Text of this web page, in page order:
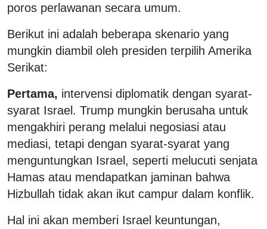
poros perlawanan secara umum.
Berikut ini adalah beberapa skenario yang
mungkin diambil oleh presiden terpilih Amerika
Serikat:
Pertama, intervensi diplomatik dengan syarat-
syarat Israel. Trump mungkin berusaha untuk
mengakhiri perang melalui negosiasi atau
mediasi, tetapi dengan syarat-syarat yang
menguntungkan Israel, seperti melucuti senjata
Hamas atau mendapatkan jaminan bahwa
Hizbullah tidak akan ikut campur dalam konflik.
Hal ini akan memberi Israel keuntungan,